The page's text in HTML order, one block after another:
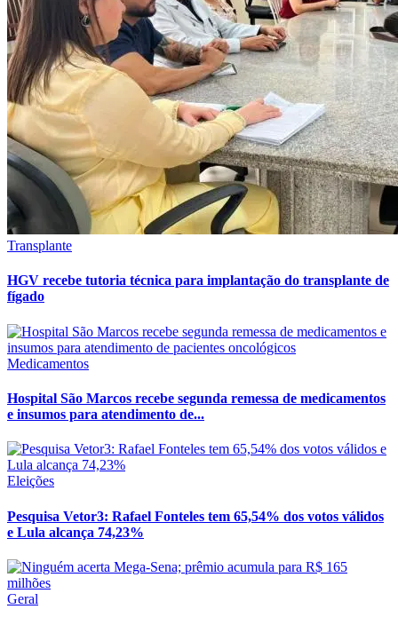
Transplante
HGV recebe tutoria técnica para implantação do transplante de
fígado
Medicamentos
Hospital São Marcos recebe segunda remessa de medicamentos
e insumos para atendimento de...
Eleições
Pesquisa Vetor3: Rafael Fonteles tem 65,54% dos votos válidos
e Lula alcança 74,23%
Geral